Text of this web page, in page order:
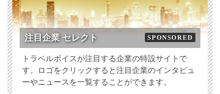
注目企業 セレクト SPONSORED
トラベルボイスが注目する企業の特設サイトで
す。ロゴをクリックすると注目企業のインタビュ
ーやニュースを一覧することができます。